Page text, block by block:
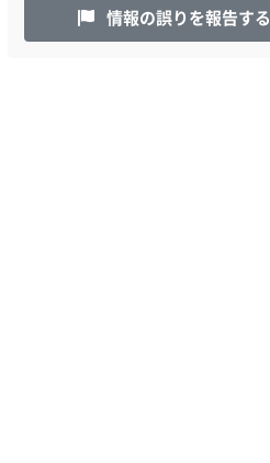
情報の誤りを報告する